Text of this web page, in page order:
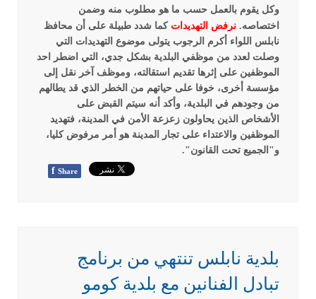
وكل يقوم بالعمل حسب ما هو مطلوب منه وضمن
اختصاصه. نرفض التهديدات كما شدد طبيلة على أن محافظ
نابلس اللواء أكرم الرجوب يتولى موضوع التهديدات التي
وصلت لعدد من موظفي البلدية بشكل جدي، التي اضطر احد
الموظفين على إثرها تقديم استقالته، وموظف آخر نقل إلى
مؤسسة أخرى، خوفا على حياتهم من الخطر الذي قد يطالهم
من وجودهم في البلدية، وأكد أنه سيتم القبض على
الأشخاص الذين يحاولون زعزعة الأمن في المدينة، فتهديد
الموظفين والاعتداء على تجار المدينة هو أمر مرفوض كليا،
و"الجميع تحت القانون".
f Share
بلدية نابلس تنتهي من برنامج
تبادل الفنانين مع بلدية كومو